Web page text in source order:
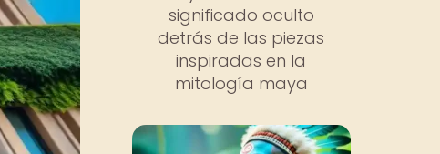
significado oculto
detrás de las piezas
inspiradas en la
mitología maya